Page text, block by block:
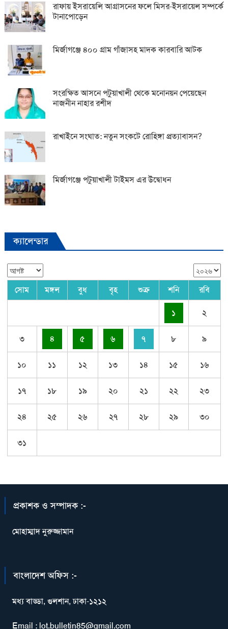
রাফায় ইসরায়েলি আগ্রাসনের ফলে মিসর-ইসরায়েল সম্পর্কে
টানাপোড়েন
মির্জাগঞ্জে ৪০০ গ্রাম গাঁজাসহ মাদক কারবারি আটক
সংরক্ষিত আসনে পটুয়াখালী থেকে মনোনয়ন পেয়েছেন
নাজনীন নাহার রশীদ
রাখাইনে সংঘাত: নতুন সংকটে রোহিঙ্গা প্রত্যাবাসন?
মির্জাগঞ্জে পটুয়াখালী টাইমস এর উদ্বোধন
ক্যালেন্ডার
সোম মঙ্গল বুধ বৃহ শুক্র শনি রবি
১ ২
৩ ৪ ৫ ৬ ৭ ৮ ৯
১০ ১১ ১২ ১৩ ১৪ ১৫ ১৬
১৭ ১৮ ১৯ ২০ ২১ ২২ ২৩
২৪ ২৫ ২৬ ২৭ ২৮ ২৯ ৩০
৩১
প্রকাশক ও সম্পাদক :-
মোহাম্মাদ নুরুজ্জামান
বাংলাদেশ অফিস :-
মধ্য বাড্ডা, গুলশান, ঢাকা-১২১২
Email : lot.bulletin85@gmail.com